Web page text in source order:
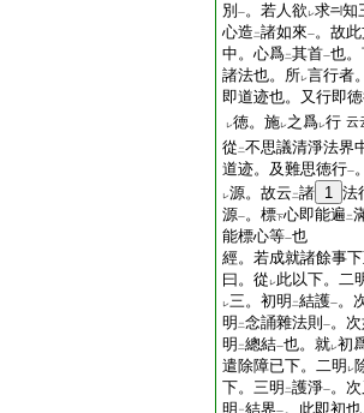
別 一。若人欲 レ求
知
心造 二諸如來一。故
中。心爲二其首一也
諸法也。所レ言行者
即道迹也。又行即
レ徳。施レ之爲レ行 云
從 二不思議清淨法界
道迹。及難思徳行一
レ源。故云 二諸 1 法
源一。標下心即能遍 二
能標心等一也
經。若成就諸餘事
曰。從 レ此以下。二
レ三。初明 二結護一。
明 二念誦雜法則 一。
明 二總結一也。就レ初
遣除障已下。二明 レ
下。三明 二護淨一。
明 結界 。此即初